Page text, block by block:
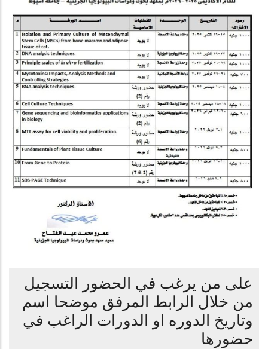
على من يرغب في الحضور التسجيل
من خلال الرابط المرفق موضحا اسم
وتاريخ الدوره او الدورات الراغب في
حضورها